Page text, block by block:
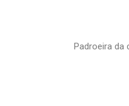
Padroeira da